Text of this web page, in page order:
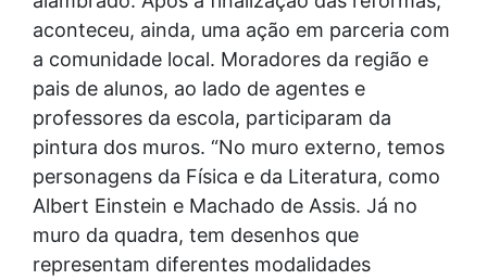
aconteceu, ainda, uma ação em parceria com
a comunidade local. Moradores da região e
pais de alunos, ao lado de agentes e
professores da escola, participaram da
pintura dos muros. “No muro externo, temos
personagens da Física e da Literatura, como
Albert Einstein e Machado de Assis. Já no
muro da quadra, tem desenhos que
representam diferentes modalidades